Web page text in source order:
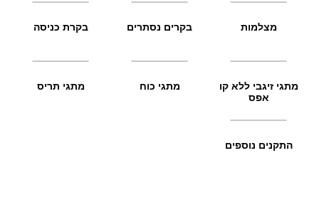
מצלמות בקרים נסתרים בקרת כניסה
מתגי זיגבי ללא קו
אפס
מתגי כוח מתגי תריס
התקנים נוספים